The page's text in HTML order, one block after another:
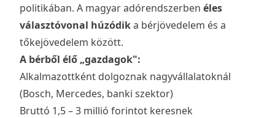
politikában. A magyar adórendszerben éles
választóvonal húzódika bérjövedelem és a
tőkejövedelem között.
A bérből élő „gazdagok":
Alkalmazottként dolgoznak nagyvállalatoknál
(Bosch, Mercedes, banki szektor)
Bruttó 1,5 – 3 millió forintot keresnek